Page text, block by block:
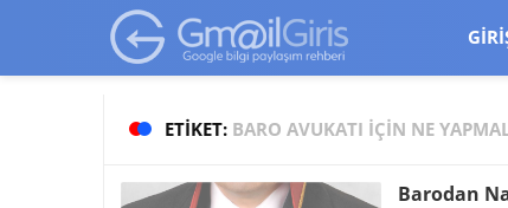
google-site-
ETIKET: BARO AVUKATI IÇIN NE
Barodan